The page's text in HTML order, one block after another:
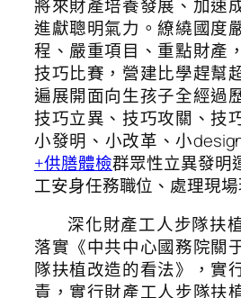
將來財產培養發展、加速
進獻聰明氣力。繚繞國度
程、嚴重項目、重點財產
技巧比賽，營建比學趕幫
遍展開面向生孩子全經過
技巧立異、技巧攻關、技
小發明、小改革、小
+供膳體檢群眾性立異發明
工安身任務職位、處理現場
深化財產工人步隊扶
落實《中共中心國務院關
隊扶植改造的看法》，實
責，實行財產工人步隊扶